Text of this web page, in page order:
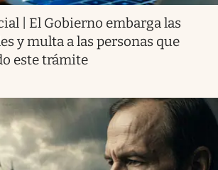
| El Gobierno embarga las
y multa a las personas que
este trámite